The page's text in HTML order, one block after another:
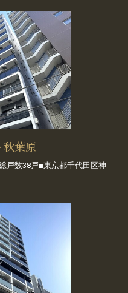
秋葉原
戸数38戸■東京都千代田区神